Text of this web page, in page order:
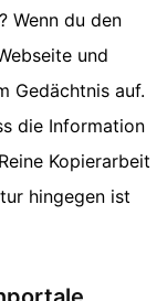
Wenn du den
und
Gedächtnis auf.
die Information
Kopierarbeit
hingegen ist